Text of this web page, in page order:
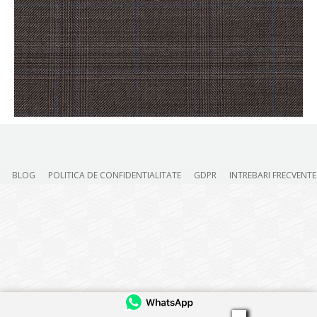
BLOG POLITICA DE CONFIDENTIALITATE GDPR INTREBARI FRECVENTE